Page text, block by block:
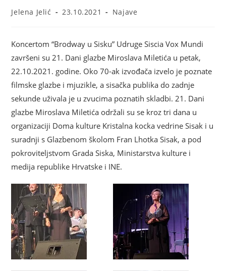
Jelena Jelić 23.10.2021 Najave
Koncertom “Brodway u Sisku” Udruge Siscia Vox Mundi
završeni su 21. Dani glazbe Miroslava Miletića u petak,
22.10.2021. godine. Oko 70-ak izvođača izvelo je poznate
filmske glazbe i mjuzikle, a sisačka publika do zadnje
sekunde uživala je u zvucima poznatih skladbi. 21. Dani
glazbe Miroslava Miletića održali su se kroz tri dana u
organizaciji Doma kulture Kristalna kocka vedrine Sisak i u
suradnji s Glazbenom školom Fran Lhotka Sisak, a pod
pokroviteljstvom Grada Siska, Ministarstva kulture i
medija republike Hrvatske i INE.